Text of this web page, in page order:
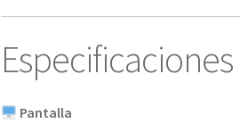
Pantalla